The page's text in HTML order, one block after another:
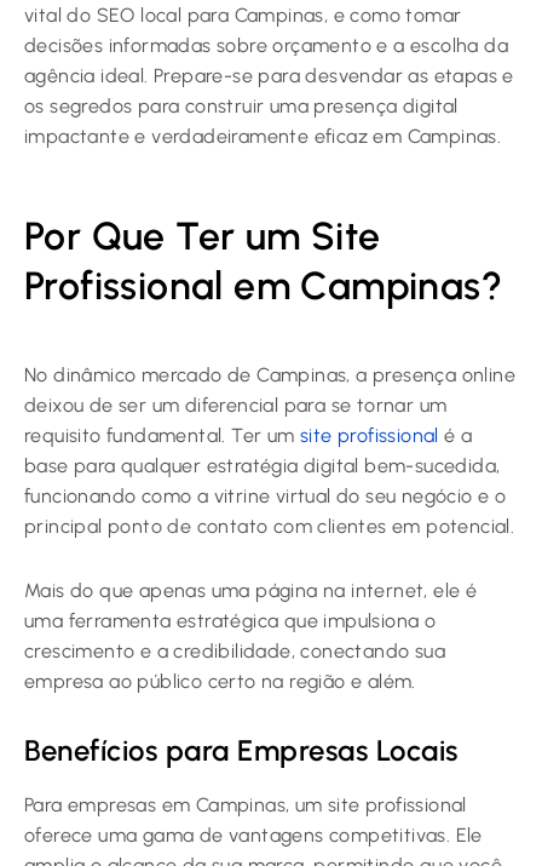
vital do SEO local para Campinas, e como tomar
decisões informadas sobre orçamento e a escolha da
agência ideal. Prepare-se para desvendar as etapas e
os segredos para construir uma presença digital
impactante e verdadeiramente eficaz em Campinas.
Por Que Ter um Site
Profissional em Campinas?
No dinâmico mercado de Campinas, a presença online
deixou de ser um diferencial para se tornar um
requisito fundamental. Ter um site profissional é a
base para qualquer estratégia digital bem-sucedida,
funcionando como a vitrine virtual do seu negócio e o
principal ponto de contato com clientes em potencial.
Mais do que apenas uma página na internet, ele é
uma ferramenta estratégica que impulsiona o
crescimento e a credibilidade, conectando sua
empresa ao público certo na região e além.
Benefícios para Empresas Locais
Para empresas em Campinas, um site profissional
oferece uma gama de vantagens competitivas. Ele